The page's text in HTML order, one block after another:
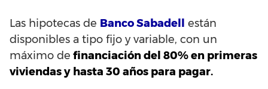
Las hipotecas de Banco Sabadell
están
disponibles a tipo fijo y variable, con un
máximo de financiación del 80% en primeras
viviendas y hasta 30 años para pagar.